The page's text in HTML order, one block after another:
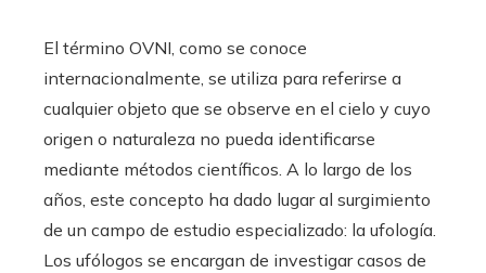
El término OVNI, como se conoce
internacionalmente, se utiliza para referirse a
cualquier objeto que se observe en el cielo y cuyo
origen o naturaleza no pueda identificarse
mediante métodos científicos. A lo largo de los
años, este concepto ha dado lugar al surgimiento
de un campo de estudio especializado: la ufología.
Los ufólogos se encargan de investigar casos de